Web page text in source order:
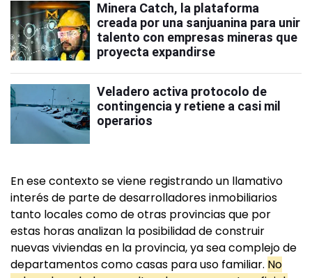
Minera Catch, la plataforma
creada por una sanjuanina para unir
talento con empresas mineras que
proyecta expandirse
Veladero activa protocolo de
contingencia y retiene a casi mil
operarios
En ese contexto se viene registrando un llamativo
interés de parte de desarrolladores inmobiliarios
tanto locales como de otras provincias que por
estas horas analizan la posibilidad de construir
nuevas viviendas en la provincia, ya sea complejo de
departamentos como casas para uso familiar. No